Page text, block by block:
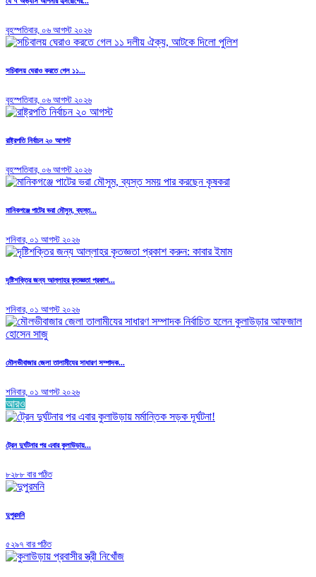
বৃহস্পতিবার, ০৬ আগস্ট ২০২৬
সচিবালয় ঘেরাও করতে গেল ১১...
বৃহস্পতিবার, ০৬ আগস্ট ২০২৬
রাষ্ট্রপতি নির্বাচন ২০ আগস্ট
বৃহস্পতিবার, ০৬ আগস্ট ২০২৬
মানিকগঞ্জে পাটের ভরা মৌসুম, ব্যস্ত...
শনিবার, ০১ আগস্ট ২০২৬
দৃষ্টিশক্তির জন্য আল্লাহর কৃতজ্ঞতা প্রকাশ...
শনিবার, ০১ আগস্ট ২০২৬
মৌলভীবাজার জেলা তালামীযের সাধারণ সম্পাদক...
শনিবার, ০১ আগস্ট ২০২৬
আরও
ট্রেন দুর্ঘটনার পর এবার কুলাউড়ায়...
৮২৮৮ বার পঠিত
দুপুরমনি
৫২৯৭ বার পঠিত